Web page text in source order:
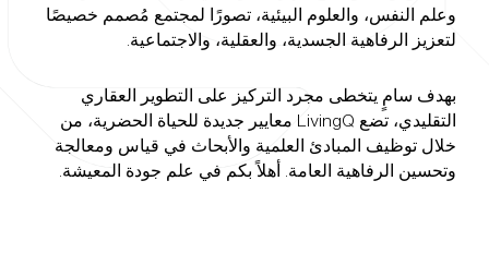
وعلم النفس، والعلوم البيئية، تصورًا لمجتمع مُصمم خصيصًا
لتعزيز الرفاهية الجسدية، والعقلية، والاجتماعية.
‏بهدف سامٍ يتخطى مجرد التركيز على التطوير العقاري
التقليدي، تضع LivingQ معايير جديدة للحياة الحضرية، من
خلال توظيف المبادئ العلمية والأبحاث في قياس ومعالجة
وتحسين الرفاهية العامة. أهلاً بكم في علم جودة المعيشة.